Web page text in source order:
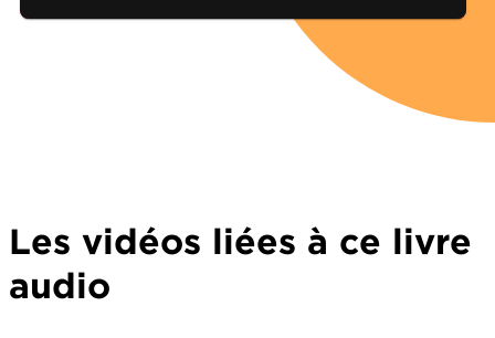
Les vidéos liées à ce livre
audio